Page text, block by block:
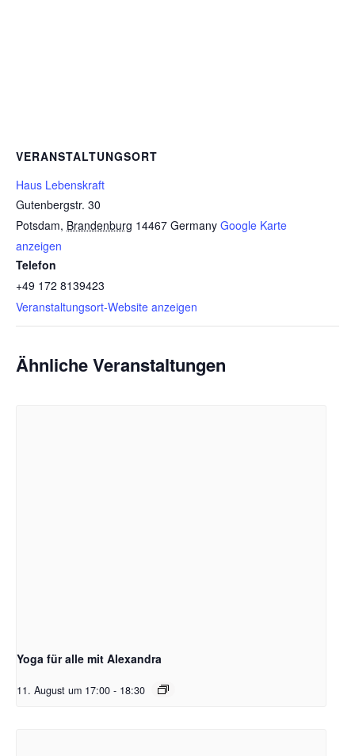
VERANSTALTUNGSORT
Haus Lebenskraft
Gutenbergstr. 30
Potsdam, Brandenburg 14467 Germany Google Karte
anzeigen
Telefon
+49 172 8139423
Veranstaltungsort-Website anzeigen
Ähnliche Veranstaltungen
Yoga für alle mit Alexandra
11. August um 17:00 - 18:30